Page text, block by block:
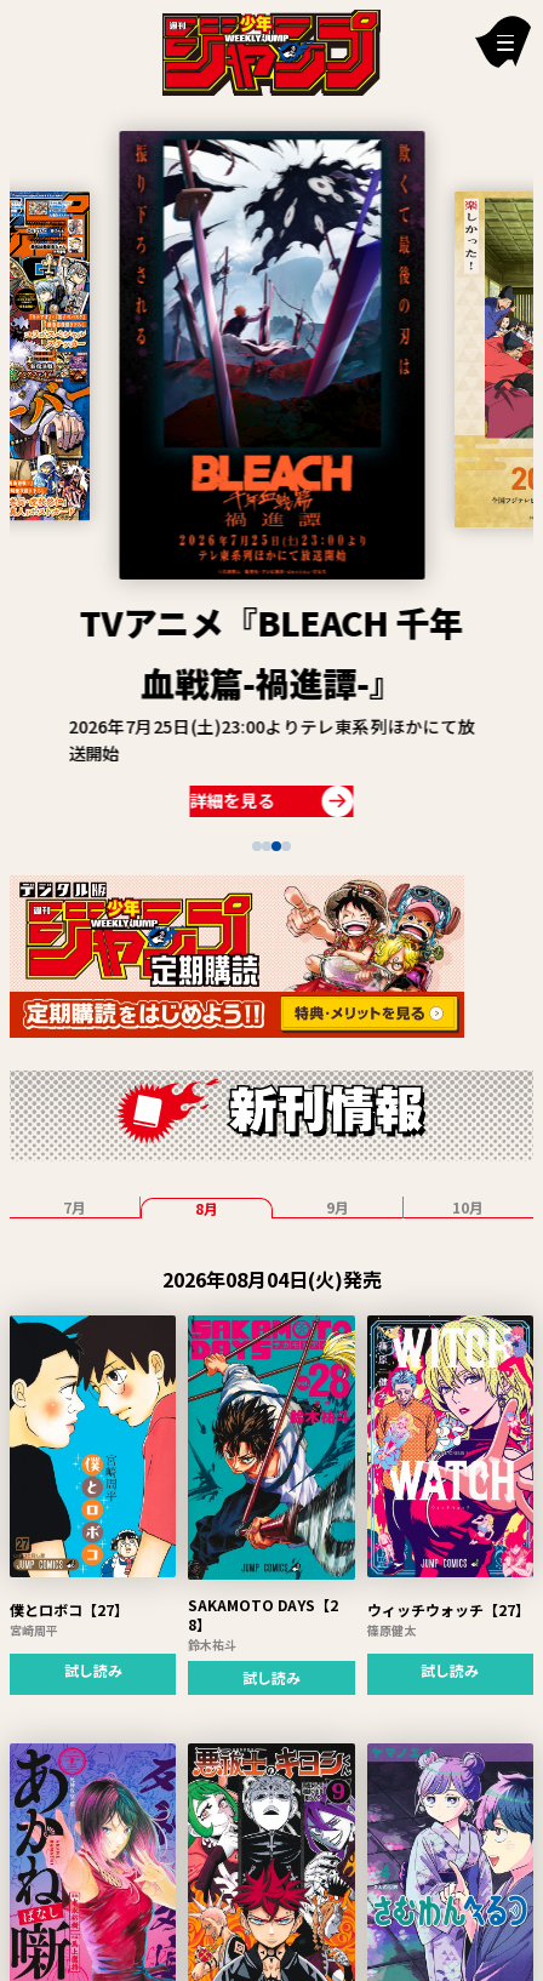
新刊情報
編集部からのお知らせ
お知らせ
連載作品
雑誌
定期購読
イチオシ情報
漫画賞
関連リンク
TVアニメ『BLEACH 千年
血戦篇-禍進譚-』
2026年7月25日(土)23:00よりテレ東系列ほかにて放
送開始
詳細を見る
7月 8月 9月 10月
2026年08月04日(火)発売
僕とロボコ【27】
宮崎周平
試し読み
SAKAMOTO DAYS【2
8】
鈴木祐斗
試し読み
ウィッチウォッチ【27】
篠原健太
試し読み